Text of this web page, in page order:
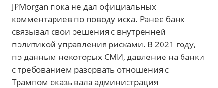
JPMorgan пока не дал официальных
комментариев по поводу иска. Ранее банк
связывал свои решения с внутренней
политикой управления рисками. В 2021 году,
по данным некоторых СМИ, давление на банки
с требованием разорвать отношения с
Трампом оказывала администрация